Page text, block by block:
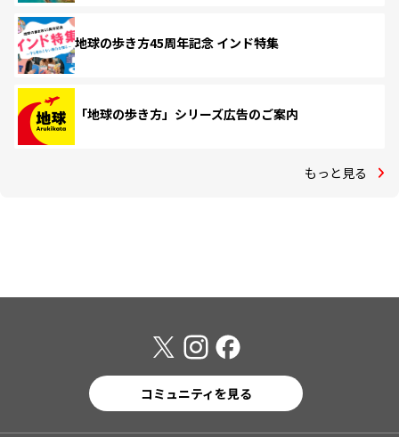
地球の歩き方45周年記念 インド特集
「地球の歩き方」シリーズ広告のご案内
もっと見る
コミュニティを見る